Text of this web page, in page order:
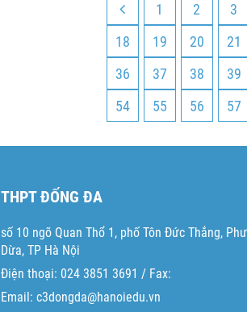
1 2 3
18
19 20 21
36
37 38 39
54
55 56 57
THPT ĐỐNG ĐA
số 10 ngõ Quan Thổ 1, phố Tôn Đức Thắng,
Dừa, TP Hà Nội
Điện thoại: 024 3851 3691 / Fax:
Email: c3dongda@hanoiedu.vn